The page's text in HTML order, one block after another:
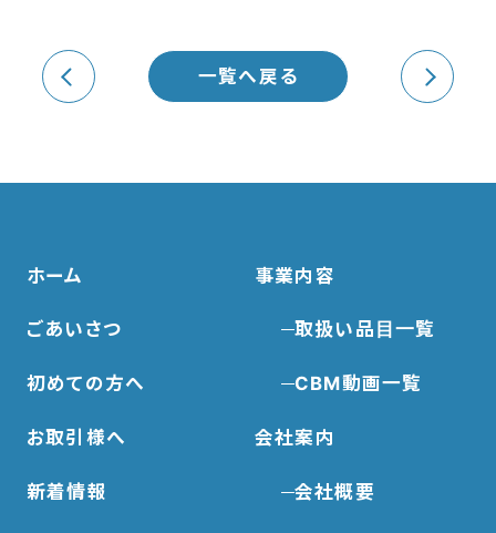
一覧へ戻る
ホーム 事業内容
取扱い品目一覧
CBM動画一覧
ごあいさつ
会社案内
会社概要
初めての方へ
お取引様へ
新着情報